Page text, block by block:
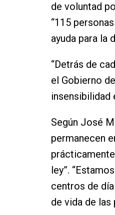
de voluntad
“115
ayuda para la
“Detrás de
el Gobierno
insensibilidad
Según José
permanecen
ley”.
centros de
de vida de las